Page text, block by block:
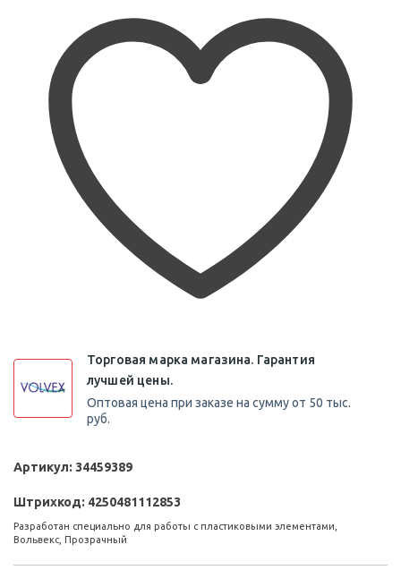
Торговая марка магазина. Гарантия
лучшей цены.
Оптовая цена при заказе на сумму от 50 тыс.
руб.
Артикул: 34459389
Штрихкод: 4250481112853
Разработан специально для работы с пластиковыми элементами,
Вольвекс, Прозрачный